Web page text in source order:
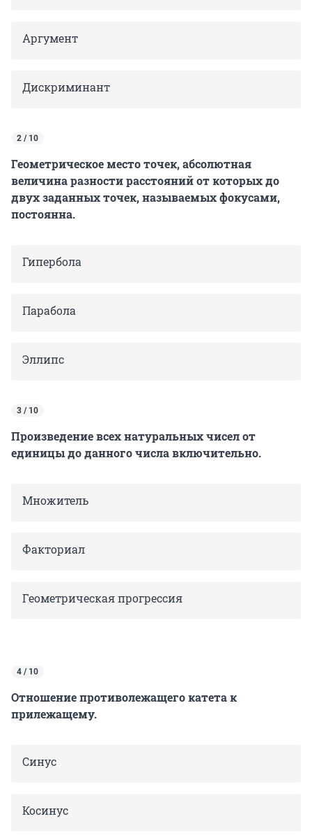
Аргумент
Дискриминант
2 / 10
Геометрическое место точек, абсолютная
величина разности расстояний от которых до
двух заданных точек, называемых фокусами,
постоянна.
Гипербола
Парабола
Эллипс
3 / 10
Произведение всех натуральных чисел от
единицы до данного числа включительно.
Множитель
Факториал
Геометрическая прогрессия
4 / 10
Отношение противолежащего катета к
прилежащему.
Синус
Косинус